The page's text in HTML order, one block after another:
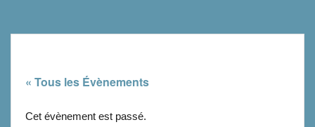
« Tous les Évènements
Cet évènement est passé.